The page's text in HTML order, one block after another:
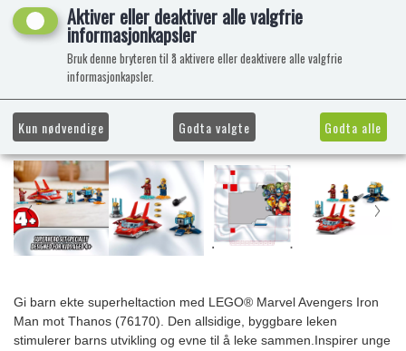
Gi barn ekte superheltaction med LEGO® Marvel Avengers Iron
Man mot Thanos (76170). Den allsidige, byggbare leken
stimulerer barns utvikling og evne til å leke sammen.Inspirer unge
Aktiver eller deaktiver alle valgfrie
informasjonkapsler
Bruk denne bryteren til å aktivere eller deaktivere alle valgfrie
informasjonkapsler.
Kun nødvendige Godta valgte Godta alle